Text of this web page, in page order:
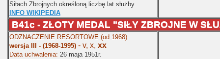
Siłach Zbrojnych określoną liczbę lat służby.
INFO WIKIPEDIA
B41c - ZŁOTY MEDAL "SIŁY ZBROJNE W
ODZNACZENIE RESORTOWE (od 1968)
wersja III - (1968-1995) - v, x, xx
Data uchwalenia: 26 maja 1951r.